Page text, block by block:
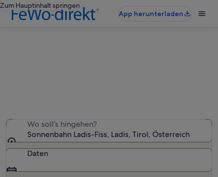
Zum Hauptinhalt springen
App herunterladen
Wo soll’s hingehen?
Sonnenbahn Ladis-Fiss, Ladis, Tirol, Österreich
Daten